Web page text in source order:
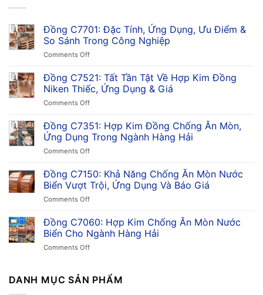
Đồng C7701: Đặc Tính, Ứng Dụng, Ưu Điểm &
So Sánh Trong Công Nghiệp
Comments Offon
C7701:
Đặc
Tính,
Ứng
Ưu
Điểm
Trong
Công
Đồng C7521: Tất Tần Tật Về Hợp Kim Đồng
Niken Thiếc, Ứng Dụng & Giá
Comments Offon
C7521:
Tất
Tần
Tật
Hợp
Kim
Đồng
Ứng
Dụng
Đồng C7351: Hợp Kim Đồng Chống Ăn Mòn,
Ứng Dụng Trong Ngành Hàng Hải
Comments Offon
C7351:
Hợp
Kim
Đồng
Ăn
Mòn,
Ứng
Hàng
Đồng C7150: Khả Năng Chống Ăn Mòn Nước
Biển Vượt Trội, Ứng Dụng Và Báo Giá
Comments Offon
C7150:
Khả
Năng
Chống
Nước
Đồng C7060: Hợp Kim Chống Ăn Mòn Nước
Biển Cho Ngành Hàng Hải
Comments Offon
Hợp
DANH MỤC SẢN PHẨM